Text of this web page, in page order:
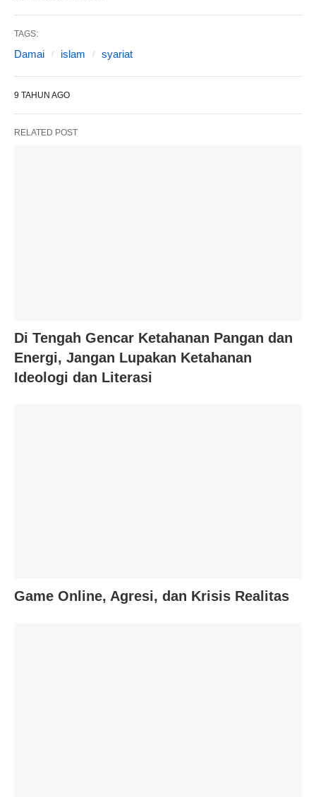
TAGS:
Damai islam syariat
9 TAHUN AGO
RELATED POST
Di Tengah Gencar Ketahanan Pangan dan
Energi, Jangan Lupakan Ketahanan
Ideologi dan Literasi
Game Online, Agresi, dan Krisis Realitas